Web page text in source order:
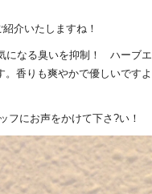
介いたしますね！
になる臭いを抑制！ ハーブエ
香りも爽やかで優しいですよ
フにお声をかけて下さ?い！